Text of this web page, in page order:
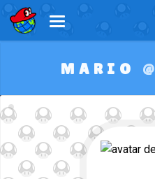
MARIO